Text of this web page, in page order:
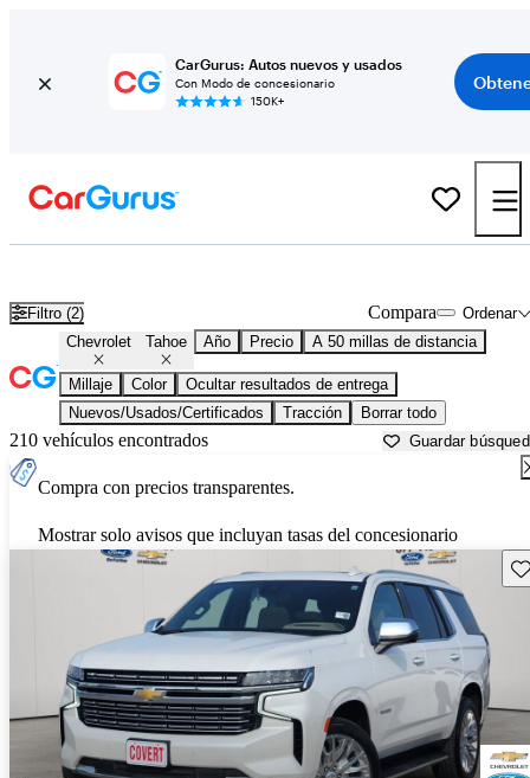
CarGurus: Autos nuevos y usados
Con Modo de concesionario
150K+
Filtro (2) Ordenar
Compara
Chevrolet Tahoe Año Precio A 50 millas de distancia
Millaje Color
Ocultar resultados de entrega
Nuevos/Usados/Certificados
Tracción Borrar todo
210 vehículos encontrados Guardar
Compra con precios transparentes.
Mostrar solo avisos que incluyan tasas del concesionario